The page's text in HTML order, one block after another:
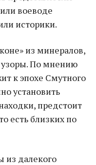
воеводе
историки.
из минералов,
По мнению
к эпохе Смутного
установить
предстоит
есть близких по
из далекого